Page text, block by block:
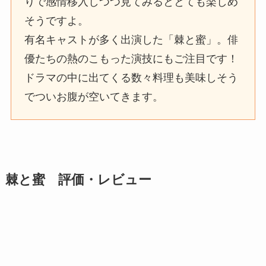
そうですよ。
有名キャストが多く出演した「棘と蜜」。俳
優たちの熱のこもった演技にもご注目です！
ドラマの中に出てくる数々料理も美味しそう
でついお腹が空いてきます。
棘と蜜 評価・レビュー